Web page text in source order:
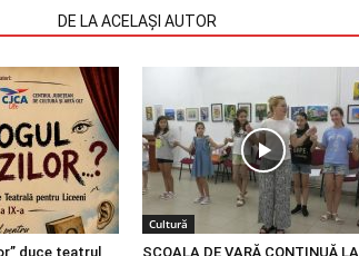
DE LA ACELAȘI AUTOR
duce teatrul
Cultură
ȘCOALA DE VARĂ CONTINUĂ LA